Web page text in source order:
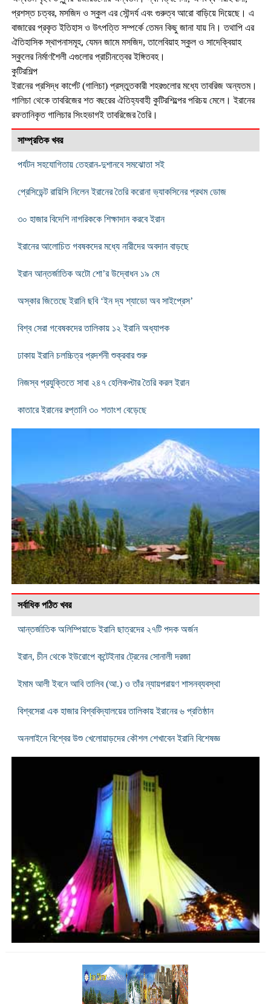
প্রশস্ত চত্বর, মসজিদ ও স্কুল এর সৌন্দর্য এবং গুরুত্ব আরো বাড়িয়ে দিয়েছে। এ
বাজারের প্রকৃত ইতিহাস ও উৎপত্তি সম্পর্কে তেমন কিছু জানা যায় নি। তথাপি এর
ঐতিহাসিক স্থাপনাসমূহ, যেমন জামে মসজিদ, তালেবিয়াহ স্কুল ও সাদেক্বিয়াহ
স্কুলের নির্মাণশৈলী এগুলোর প্রাচীনত্বের ইঙ্গিতবহ।
কুটিরশিল্প
ইরানের প্রসিদ্ধ কার্পেট (গালিচা) প্রস্তুতকারী শহরগুলোর মধ্যে তাবরিজ অন্যতম।
গালিচা থেকে তাবরিজের শত বছরের ঐতিহ্যবাহী কুটিরশিল্পের পরিচয় মেলে। ইরানের
রফতানিকৃত গালিচার সিংহভাগই তাবরিজের তৈরি।
সাম্প্রতিক খবর
পর্যটন সহযোগিতায় তেহরান-দুশানবে সমঝোতা সই
প্রেসিডেন্ট রায়িসি নিলেন ইরানের তৈরি করোনা ভ্যাকসিনের প্রথম ডোজ
৩০ হাজার বিদেশি নাগরিককে শিক্ষাদান করবে ইরান
ইরানের আলোচিত গবষকদের মধ্যে নারীদের অবদান বাড়ছে
ইরান আন্তর্জাতিক অটো শো’র উদ্বোধন ১৯ মে
অস্কার জিতেছে ইরানি ছবি ‘ইন দ্য শ্যাডো অব সাইপ্রেস’
বিশ্ব সেরা গবেষকদের তালিকায় ১২ ইরানি অধ্যাপক
ঢাকায় ইরানি চলচ্চিত্র প্রদর্শনী শুক্রবার শুরু
নিজস্ব প্রযুক্তিতে সাবা ২৪৭ হেলিকপ্টার তৈরি করল ইরান
কাতারে ইরানের রপ্তানি ৩০ শতাংশ বেড়েছে
সর্বাধিক পঠিত খবর
আন্তর্জাতিক অলিম্পিয়াডে ইরানি ছাত্রদের ২৭টি পদক অর্জন
ইরান, চীন থেকে ইউরোপে কন্টেইনার ট্রেনের সোনালী দরজা
ইমাম আলী ইবনে আবি তালিব (আ.) ও তাঁর ন্যায়পরায়ণ শাসনব্যবস্থা
বিশ্বসেরা এক হাজার বিশ্ববিদ্যালয়ের তালিকায় ইরানের ৬ প্রতিষ্ঠান
অনলাইনে বিশ্বের উশু খেলোয়াড়দের কৌশল শেখাবেন ইরানি বিশেষজ্ঞ